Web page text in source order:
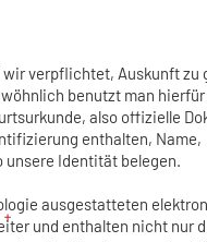
verpflichtet, Auskunft zu
benutzt man hierfür
also offizielle
enthalten, Name,
unsere Identität belegen.
ausgestatteten
und enthalten nicht nur